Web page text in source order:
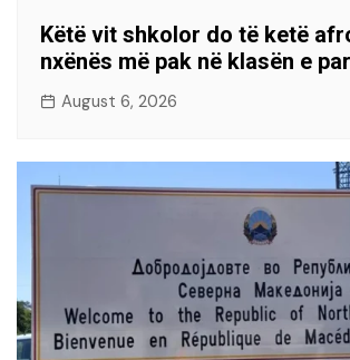
Këtë vit shkolor do të ketë
nxënës më pak në klasën e
August 6, 2026